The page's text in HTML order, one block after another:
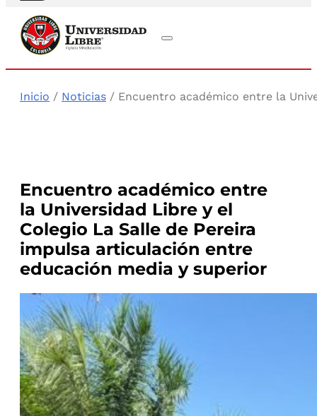
Inicio / Noticias / Encuentro académico entre la
Encuentro académico entre
la Universidad Libre y el
Colegio La Salle de Pereira
impulsa articulación entre
educación media y superior